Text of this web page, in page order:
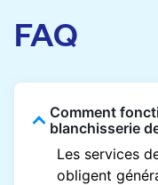
FAQ
Comment
blanchisserie
Les services
obligent